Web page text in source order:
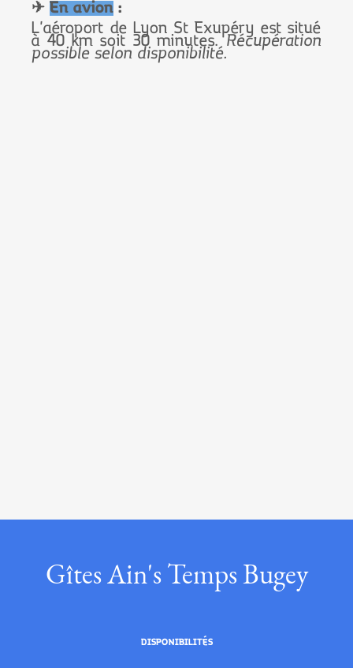
✈ En avion :
L'aéroport de Lyon St Exupéry est situé
à 40 km soit 30 minutes.Récupération
possible selon disponibilité.
Gîtes Ain's Temps Bugey
DISPONIBILITÉS